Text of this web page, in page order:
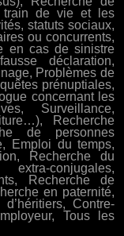
train de vie et les
statuts sociaux,
ou concurrents,
en cas de sinistre
déclaration,
Problèmes de
prénuptiales,
concernant les
Surveillance,
Recherche
de personnes
Emploi du temps,
Recherche du
conjugales,
Recherche de
en paternité,
Contre-
Tous les